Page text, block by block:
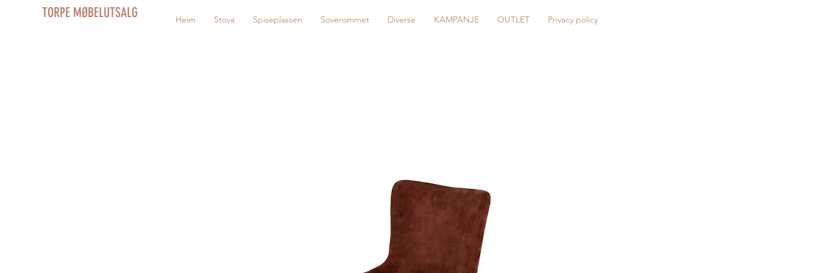
TORPE MØBELUTSALG Heim Stova Spiseplassen Soverommet Diverse KAMPANJE OUTLET Privacy policy